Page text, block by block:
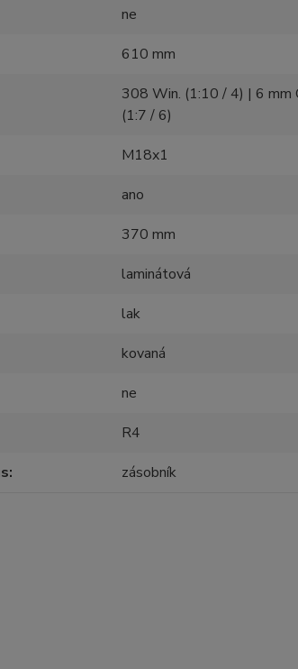
ne
610 mm
308 Win. (1:10 / 4) | 6 mm
(1:7 / 6)
M18x1
ano
370 mm
laminátová
lak
kovaná
ne
R4
zásobník